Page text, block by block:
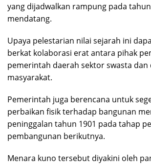
yang dijadwalkan rampung pada
mendatang.
Upaya pelestarian nilai sejarah ini
berkat kolaborasi erat antara pihak
pemerintah daerah sektor swasta dan
masyarakat.
Pemerintah juga berencana untuk
perbaikan fisik terhadap bangunan
peninggalan tahun 1901 pada tahap
pembangunan berikutnya.
Menara kuno tersebut diyakini oleh